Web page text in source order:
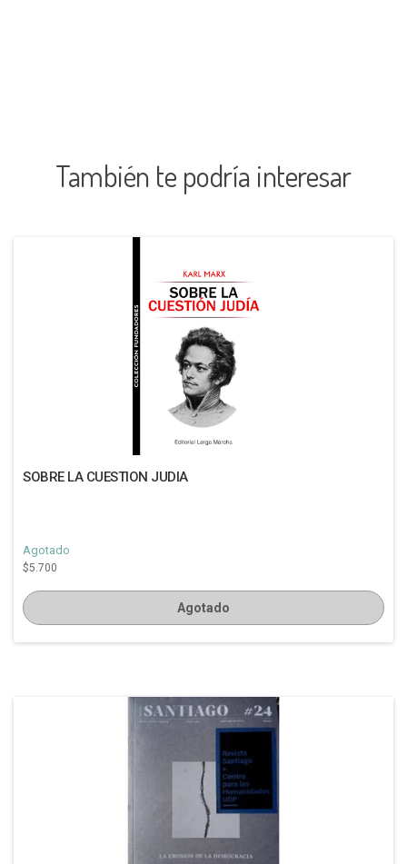
También te podría interesar
SOBRE LA CUESTION JUDIA
Agotado
$5.700
Agotado